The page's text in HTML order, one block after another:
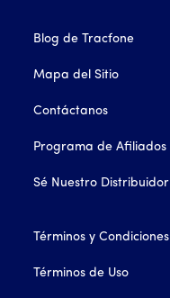
Blog de Tracfone
Mapa del Sitio
Contáctanos
Programa de Afiliados
Sé Nuestro Distribuidor
Términos y Condiciones
Términos de Uso